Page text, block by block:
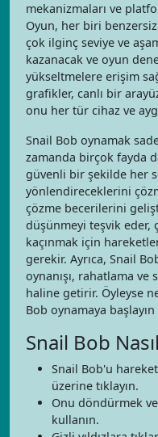
mekanizmaları ve
Oyun, her biri
çok ilginç seviye ve
kazanacak ve oyun
yükseltmelere erişim
grafikler, canlı bir
onu her tür cihaz ve
Snail Bob oynamak
zamanda birçok fayda
güvenli bir şekilde her
yönlendireceklerini
çözme becerilerini
düşünmeyi teşvik eder,
kaçınmak için
gerekir. Ayrıca, Snail
oynanışı, rahatlama
haline getirir. Öyleyse
Bob oynamaya başlayın
Snail Bob
Snail Bob'u
üzerine tıklayın.
Onu döndürmek
kullanın.